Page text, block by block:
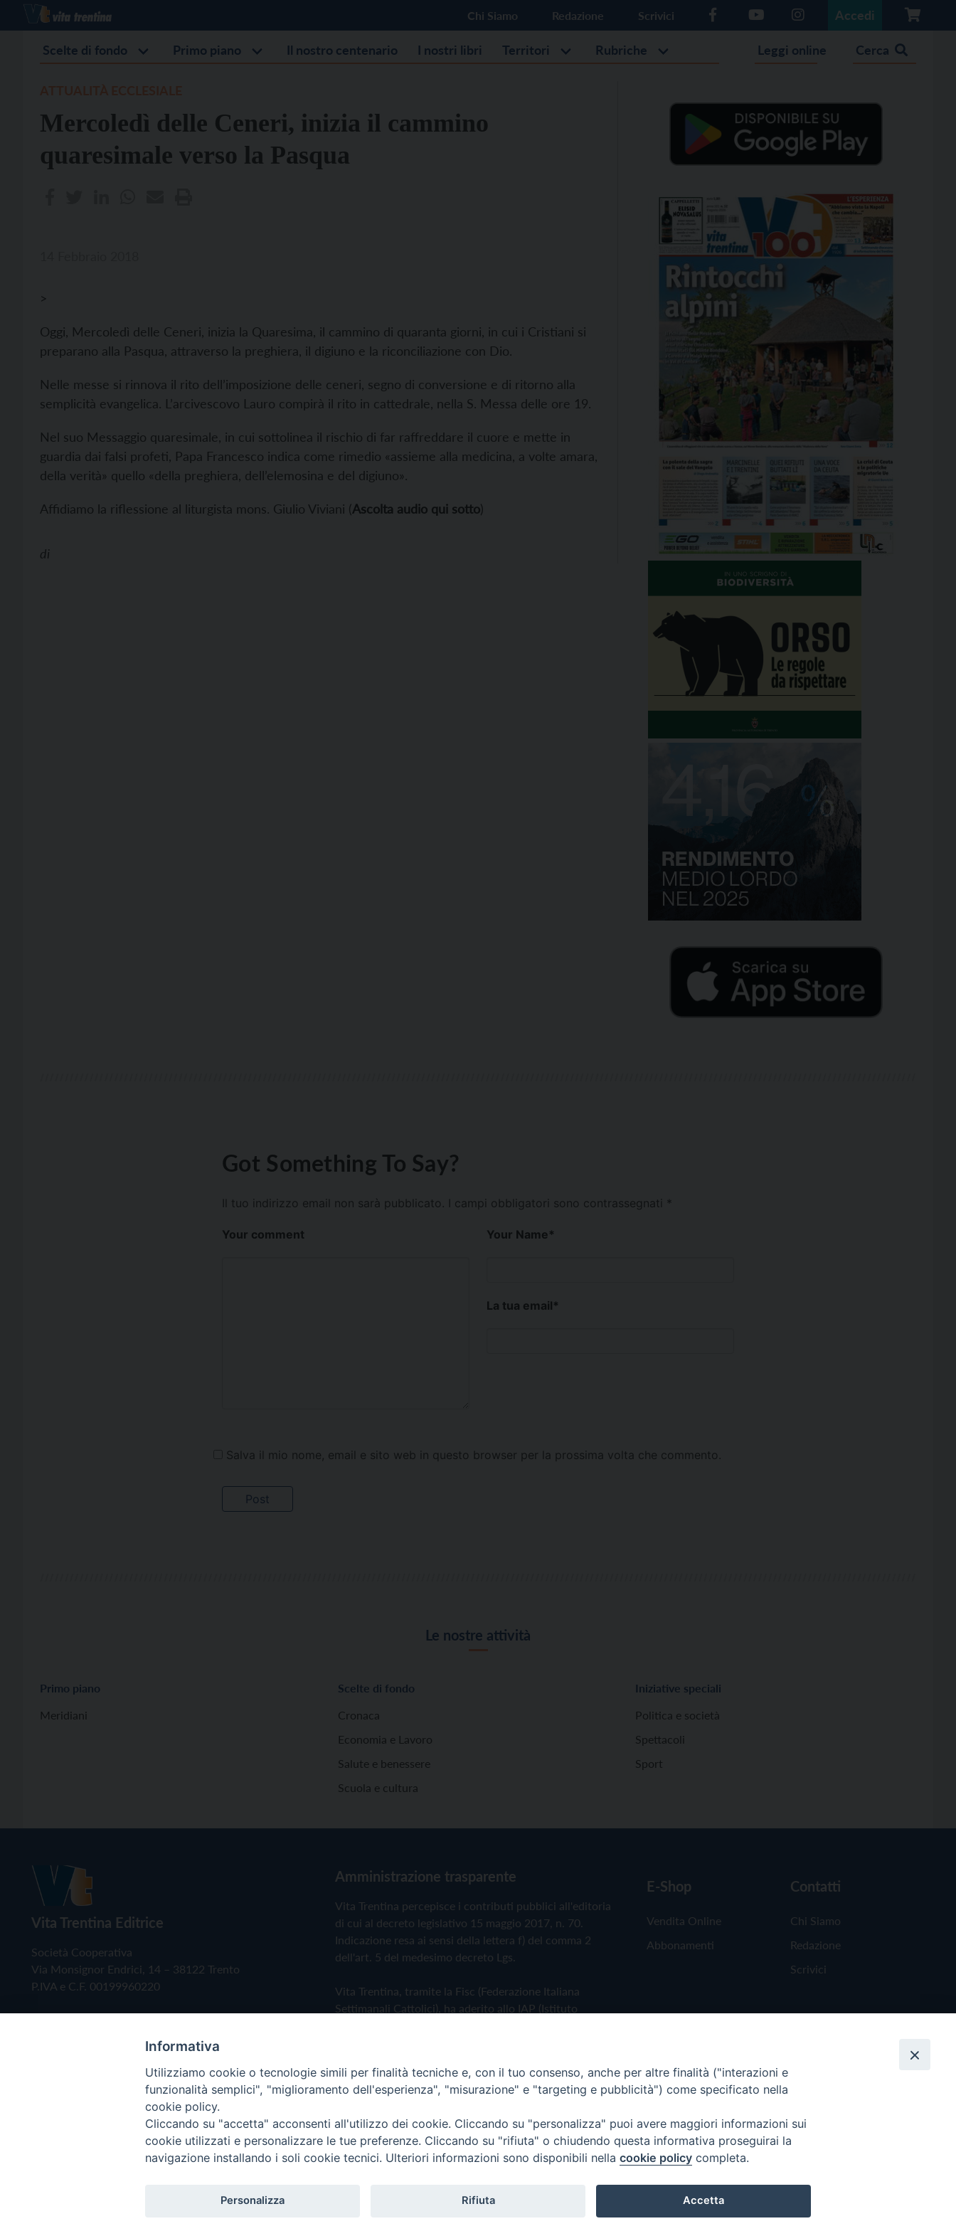
Chi Siamo Redazione Scrivici Accedi
Scelte di fondo Primo piano Il nostro centenario I nostri libri Territori Rubriche Leggi online Cerca
Mercoledì delle Ceneri, inizia il cammino
quaresimale verso la Pasqua
>
Oggi, Mercoledì delle Ceneri, inizia la Quaresima, il cammino di quaranta giorni, in cui i Cristiani si
preparano alla Pasqua, attraverso la preghiera, il digiuno e la riconciliazione con Dio.
Nelle messe si rinnova il rito dell’imposizione delle ceneri, segno di conversione e di ritorno alla
semplicità evangelica. L’arcivescovo Lauro compirà il rito in cattedrale, nella S. Messa delle ore 19.
Nel suo Messaggio quaresimale, in cui sottolinea il rischio di far raffreddare il cuore e mette in
guardia dai falsi profeti, Papa Francesco indica come rimedio «assieme alla medicina, a volte amara,
della verità» quello «della preghiera, dell’elemosina e del digiuno».
Affidiamo la riflessione al liturgista mons. Giulio Viviani (Ascolta audio qui sotto)
di
Got Something To Say?
Il tuo indirizzo email non sarà pubblicato. I campi obbligatori sono contrassegnati *
Your comment Your Name*
La tua email*
Salva il mio nome, email e sito web in questo browser per la prossima volta che commento.
Le nostre attività
Primo piano
Meridiani
Scelte di fondo
Cronaca
Economia e Lavoro
Salute e benessere
Scuola e cultura
Iniziative speciali
Politica e società
Spettacoli
Sport
Vita Trentina Editrice
Società Cooperativa
Via Monsignor Endrici, 14 – 38122 Trento
P.IVA e C.F. 00199960220
Amministrazione trasparente
Vita Trentina percepisce i contributi pubblici all'editoria
di cui al decreto legislativo 15 maggio 2017, n. 70.
Indicazione resa ai sensi della lettera f) del comma 2
dell'art. 5 del medesimo decreto Lgs.
Vita Trentina, tramite la Fisc (Federazione Italiana
Settimanali Cattolici), ha aderito allo IAP (Istituto
Privacy Policy Cookie Policy
E-Shop
Vendita Online
Abbonamenti
Contatti
Chi Siamo
Redazione
Scrivici
Copyright © 2019 - Tutti i diritti riservati - Vita Trentina Editrice
Informativa
Utilizziamo cookie o tecnologie simili per finalità tecniche e, con il tuo consenso, anche per altre finalità ("interazioni e
funzionalità semplici", "miglioramento dell'esperienza", "misurazione" e "targeting e pubblicità") come specificato nella
cookie policy.
Cliccando su "accetta" acconsenti all'utilizzo dei cookie. Cliccando su "personalizza" puoi avere maggiori informazioni sui
cookie utilizzati e personalizzare le tue preferenze. Cliccando su "rifiuta" o chiudendo questa informativa proseguirai la
navigazione installando i soli cookie tecnici. Ulteriori informazioni sono disponibili nella cookie policy completa.
Personalizza Rifiuta Accetta